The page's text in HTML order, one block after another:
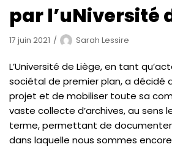
par l’uNiversité
17 juin 2021 Sarah Lessire
L’Université de Liège, en tant
sociétal de premier plan, a décidé
projet et de mobiliser toute sa
vaste collecte d’archives, au sens
terme, permettant de
dans laquelle nous sommes